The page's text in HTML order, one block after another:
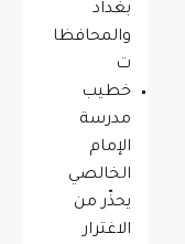
بغداد
والمحافظا
ت
خطيب
مدرسة
الإمام
الخالصي
يحذّر من
الاغترار